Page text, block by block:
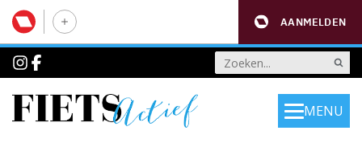
AANMELDEN
MENU